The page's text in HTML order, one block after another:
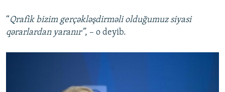
“Qrafik bizim gerçəkləşdirməli olduğumuz siyasi
qərarlardan yaranır”, – o deyib.